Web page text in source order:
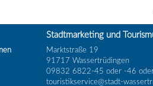
Stadtmarketing und
Marktstraße 19
91717 Wassertrüdingen
09832 6822-45 oder -46
touristikservice@stadt-